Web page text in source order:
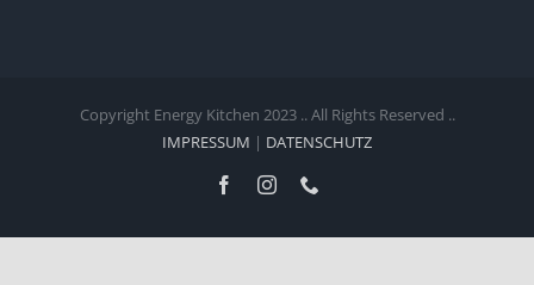
Copyright Energy Kitchen 2023 .. All Rights Reserved ..
IMPRESSUM | DATENSCHUTZ
FacebookInstagram